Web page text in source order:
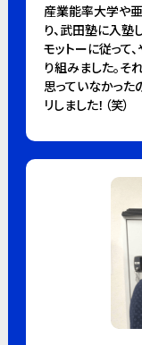
産業能率大学や
り、武田塾に入塾
モットーに従って
り組みました。そ
思っていなかった
リしました！（笑）